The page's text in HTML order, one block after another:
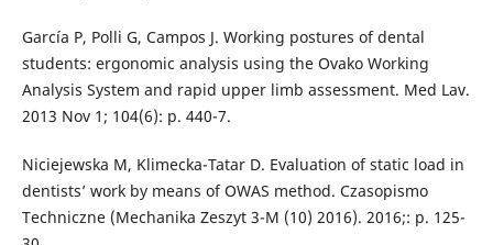
García P, Polli G, Campos J. Working postures of dental
students: ergonomic analysis using the Ovako Working
Analysis System and rapid upper limb assessment. Med Lav.
2013 Nov 1; 104(6): p. 440-7.
Niciejewska M, Klimecka-Tatar D. Evaluation of static load in
dentists’ work by means of OWAS method. Czasopismo
Techniczne (Mechanika Zeszyt 3-M (10) 2016). 2016;: p. 125-